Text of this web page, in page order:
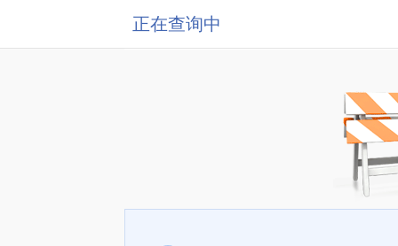
正在查询中